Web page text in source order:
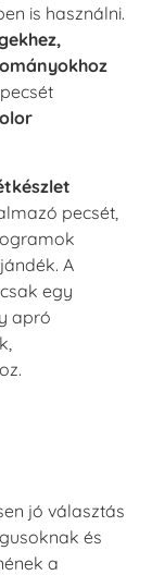
is használni.
pecsét,
A
egy
apró
jó választás
és
a